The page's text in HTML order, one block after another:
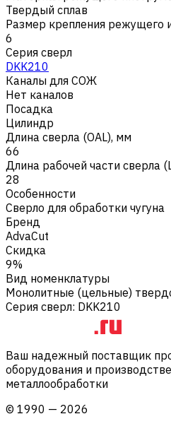
Твердый сплав
Размер крепления режущего
6
Серия сверл
DKK210
Каналы для СОЖ
Нет каналов
Посадка
Цилиндр
Длина сверла (OAL), мм
66
Длина рабочей части сверла
28
Особенности
Сверло для обработки чугуна
Бренд
AdvaCut
Скидка
9%
Вид номенклатуры
Монолитные (цельные)
Серия сверл: DKK210
Ваш надежный поставщик
оборудования и
металлообработки
© 1990 — 2026